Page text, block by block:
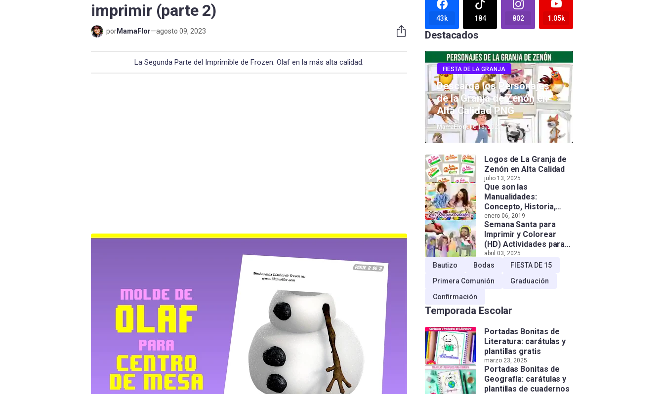
imprimir (parte 2)
porMamaFlor—agosto 09, 2023
La Segunda Parte del Imprimible de Frozen: Olaf en la más alta calidad.
43k 184 802 1.05k
Destacados
FIESTA DE LA GRANJA
Descarga los Personajes
de la Granja de Zenón en
Alta Calidad PNG
MamaFlorjulio 13, 2025
Logos de La Granja de
Zenón en Alta Calidad
julio 13, 2025
Que son las
Manualidades:
Concepto, Historia,
Tipos e Importancia
enero 06, 2019
Semana Santa para
Imprimir y Colorear
(HD) Actividades para
Niños!
abril 03, 2025
Bautizo Bodas
FIESTA DE 15
Primera Comunión
Graduación
Confirmación
Temporada Escolar
Portadas Bonitas de
Literatura: carátulas y
plantillas gratis
marzo 23, 2025
Portadas Bonitas de
Geografía: carátulas y
plantillas de cuadernos